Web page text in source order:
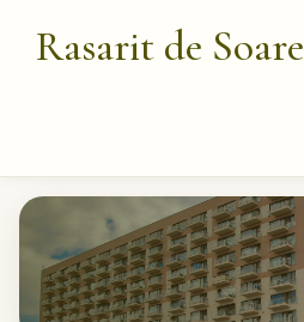
Rasarit de Soare